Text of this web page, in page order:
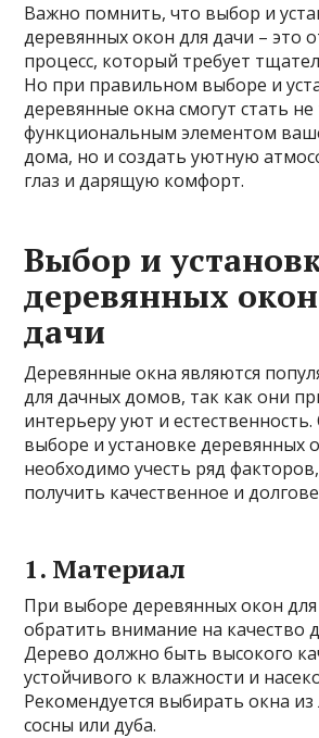
Важно помнить, что выбор и
деревянных окон для дачи – это
процесс, который требует
Но при правильном выборе и
деревянные окна смогут стать
функциональным элементом
дома, но и создать уютную
глаз и дарящую комфорт.
Выбор и
деревянных
дачи
Деревянные окна являются
для дачных домов, так как они
интерьеру уют и
выборе и установке деревянных
необходимо учесть ряд
получить качественное и
1. Материал
При выборе деревянных окон
обратить внимание на качество
Дерево должно быть высокого
устойчивого к влажности и
Рекомендуется выбирать окна
сосны или дуба.